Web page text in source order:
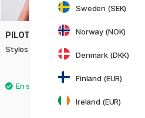
PILOT
Stylos-plume Iroshizuku Lot de 6
13.90 €
Sweden (SEK)
Norway (NOK)
Denmark (DKK)
Finland (EUR)
Ireland (EUR)